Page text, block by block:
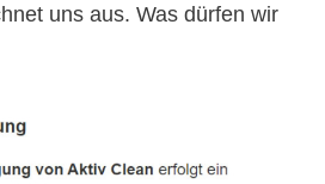
uns aus. Was dürfen wir